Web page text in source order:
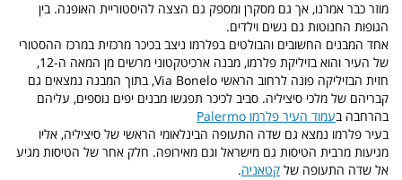
מוזר כבר אמרנו, אך גם מסקרן ומספק גם הצצה להיסטוריית האופנה. בין
הגופות החנוטות גם נשים וילדים.
אחד המבנים החשובים והבולטים בפלרמו ניצב בכיכר מרכזית במרכז ההסטורי
של העיר והוא בזיליקת פלרמו, מבנה ארכיטקטוני מרשים מן המאה ה-12,
חזית הבזיליקה פונה לרחוב הראשי Via Bonelo, בתוך המבנה נמצאים גם
קבריהם של מלכי סיציליה. סביב לכיכר תפגשו מבנים יפים נוספים, עליהם
בהרחבה בעמוד העיר פלרמו Palermo
בעיר פלרמו נמצא גם שדה התעופה הבינלאומי הראשי של סיציליה, אליו
מגיעות מרבית הטיסות גם מישראל וגם מאירופה. חלק אחר של הטיסות מגיע
אל שדה התעופה של קטאניה.